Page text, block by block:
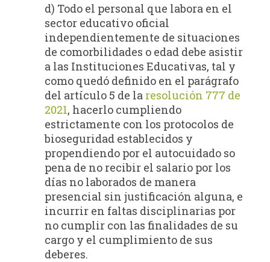
d) Todo el personal que labora en el
sector educativo oficial
independientemente de situaciones
de comorbilidades o edad debe asistir
a las Instituciones Educativas, tal y
como quedó definido en el parágrafo
del artículo 5 de la resolución 777 de
2021, hacerlo cumpliendo
estrictamente con los protocolos de
bioseguridad establecidos y
propendiendo por el autocuidado so
pena de no recibir el salario por los
días no laborados de manera
presencial sin justificación alguna, e
incurrir en faltas disciplinarias por
no cumplir con las finalidades de su
cargo y el cumplimiento de sus
deberes.